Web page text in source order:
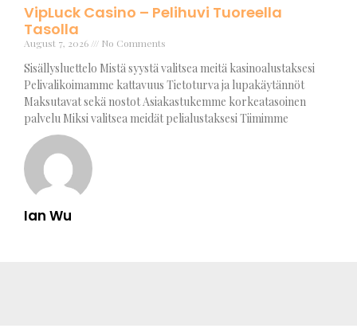
Ian Wu
VipLuck Casino – Pelihuvi Tuoreella
Tasolla
August 7, 2026 No Comments
Sisällysluettelo Mistä syystä valitsea meitä kasinoalustaksesi
Pelivalikoimamme kattavuus Tietoturva ja lupakäytännöt
Maksutavat sekä nostot Asiakastukemme korkeatasoinen
palvelu Miksi valitsea meidät pelialustaksesi Tiimimme